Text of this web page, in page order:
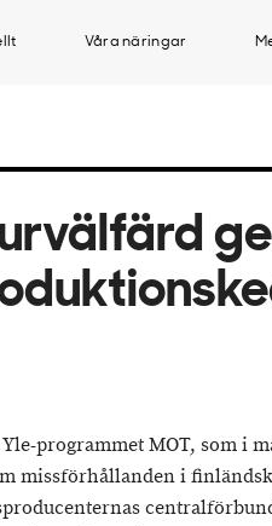
Våra näringar
programmet MOT, som i
missförhållanden i